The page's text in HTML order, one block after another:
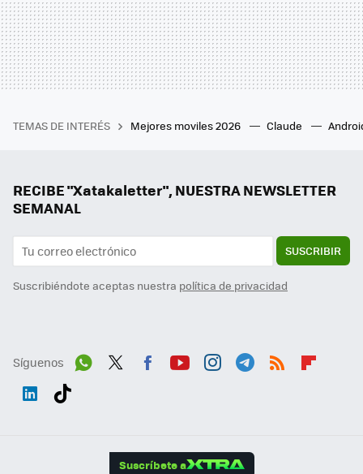
TEMAS DE INTERÉS Mejores moviles 2026 Claude
RECIBE "Xatakaletter", NUESTRA NEWSLETTER
SEMANAL
SUSCRIBIR
Suscribiéndote aceptas nuestra política de privacidad
Síguenos
Suscríbete a